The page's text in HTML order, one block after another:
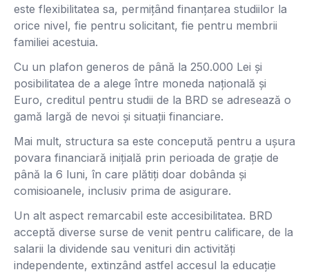
este flexibilitatea sa, permițând finanțarea studiilor la
orice nivel, fie pentru solicitant, fie pentru membrii
familiei acestuia.
Cu un plafon generos de până la 250.000 Lei și
posibilitatea de a alege între moneda națională și
Euro, creditul pentru studii de la BRD se adresează o
gamă largă de nevoi și situații financiare.
Mai mult, structura sa este concepută pentru a ușura
povara financiară inițială prin perioada de grație de
până la 6 luni, în care plătiți doar dobânda și
comisioanele, inclusiv prima de asigurare.
Un alt aspect remarcabil este accesibilitatea. BRD
acceptă diverse surse de venit pentru calificare, de la
salarii la dividende sau venituri din activități
independente, extinzând astfel accesul la educație